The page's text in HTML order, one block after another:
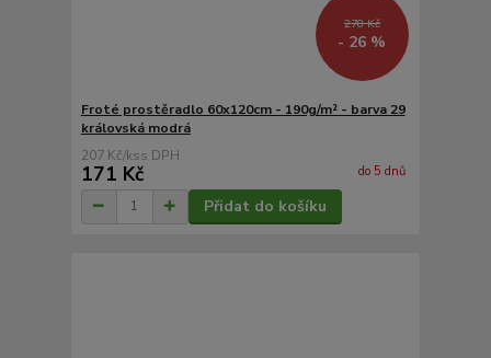
278 Kč
- 26 %
Froté prostěradlo 60x120cm - 190g/m² - barva 29
královská modrá
207 Kč/ks
171 Kč do 5 dnů
Přidat do košíku